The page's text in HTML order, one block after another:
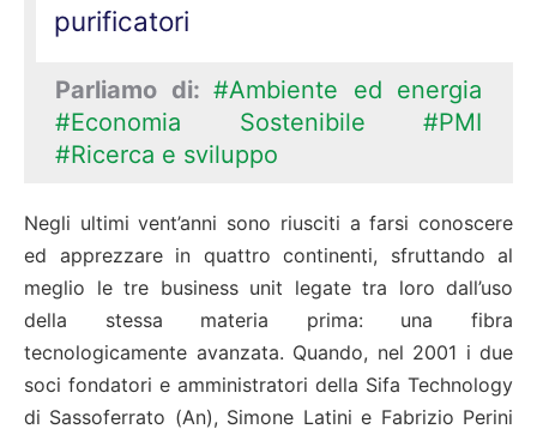
purificatori
Parliamo di: #Ambiente ed energia
#Economia Sostenibile
#PMI
#Ricerca e sviluppo
Negli ultimi vent’anni sono riusciti a farsi conoscere
ed apprezzare in quattro continenti, sfruttando al
meglio le tre business unit legate tra loro dall’uso
della stessa materia prima: una fibra
tecnologicamente avanzata. Quando, nel 2001 i due
soci fondatori e amministratori della Sifa Technology
di Sassoferrato (An), Simone Latini e Fabrizio Perini